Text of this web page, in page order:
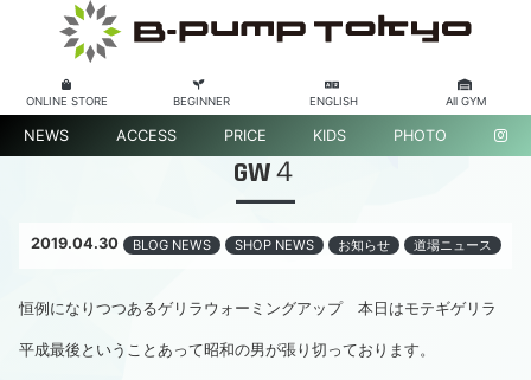
ONLINE STORE BEGINNER ENGLISH All GYM
NEWS ACCESS PRICE KIDS PHOTO
GW４
2019.04.30 BLOG NEWS SHOP NEWS お知らせ 道場ニュース
恒例になりつつあるゲリラウォーミングアップ 本日はモテギゲリラ
平成最後ということあって昭和の男が張り切っております。